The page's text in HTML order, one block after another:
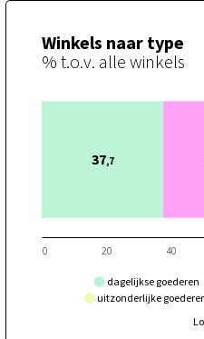
Winkels naar type
% t.o.v. alle winkels
dagelijkse goederen
uitzonderlijke
0 20 40
37,7